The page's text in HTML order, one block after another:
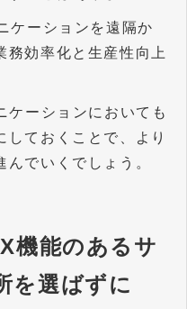
ケーションを遠隔か
務効率化と生産性向上
ケーションにおいても
しておくことで、より
でいくでしょう。
機能のあるサ
を選ばずに